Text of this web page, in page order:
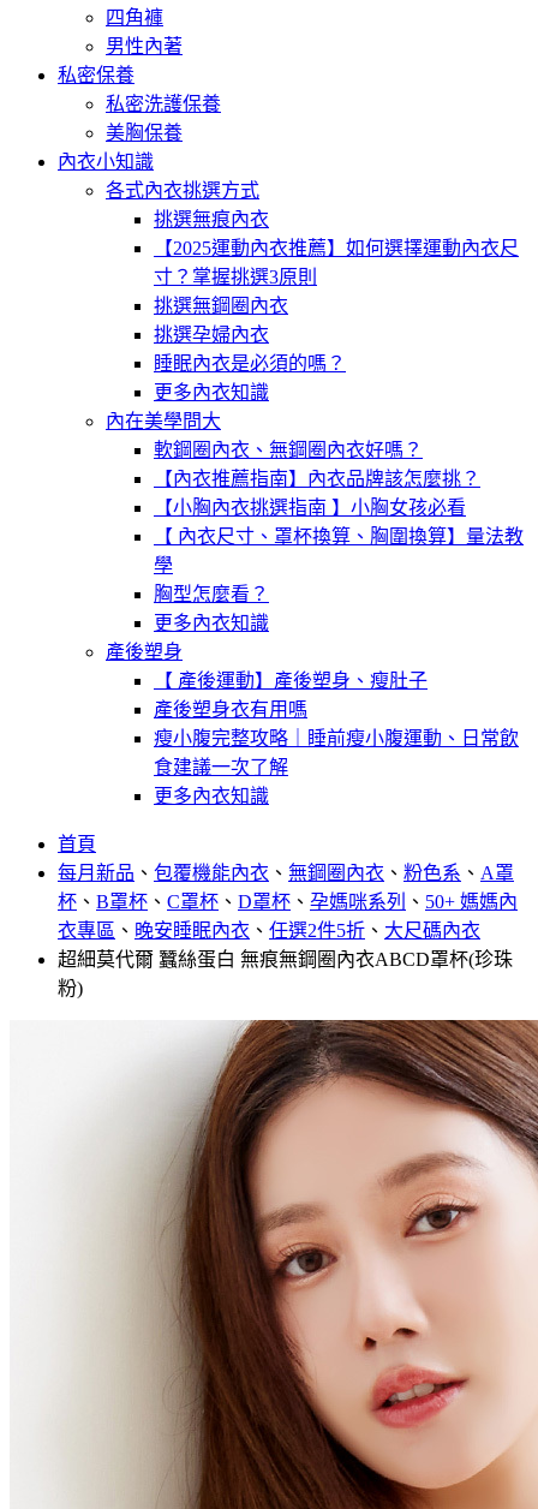
四角褲
男性內著
私密保養
私密洗護保養
美胸保養
內衣小知識
各式內衣挑選方式
挑選無痕內衣
【2025運動內衣推薦】如何選擇運動內衣尺
寸？掌握挑選3原則
挑選無鋼圈內衣
挑選孕婦內衣
睡眠內衣是必須的嗎？
更多內衣知識
內在美學問大
軟鋼圈內衣、無鋼圈內衣好嗎？
【內衣推薦指南】內衣品牌該怎麼挑？
【小胸內衣挑選指南 】小胸女孩必看
【 內衣尺寸、罩杯換算、胸圍換算】量法教
學
胸型怎麼看？
更多內衣知識
產後塑身
【 產後運動】產後塑身、瘦肚子
產後塑身衣有用嗎
瘦小腹完整攻略｜睡前瘦小腹運動、日常飲
食建議一次了解
更多內衣知識
首頁
每月新品 、 包覆機能內衣 、 無鋼圈內衣 、 粉色系 、 A罩
杯 、 B罩杯 、 C罩杯 、 D罩杯 、 孕媽咪系列 、 50+ 媽媽內
衣專區 、 晚安睡眠內衣 、 任選2件5折 、 大尺碼內衣
超細莫代爾 蠶絲蛋白 無痕無鋼圈內衣ABCD罩杯(珍珠
粉)